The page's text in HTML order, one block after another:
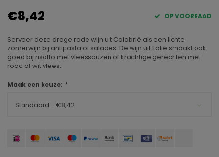
€8,42 OP VOORRAAD
Serveer deze droge rode wijn uit Calabrië als een lichte
zomerwijn bij antipasta of salades. De wijn uit Italië smaakt ook
goed bij risotto met vleessauzen of krachtige gerechten met
rood of wit vlees.
Maak een keuze: *
Standaard - €8,42